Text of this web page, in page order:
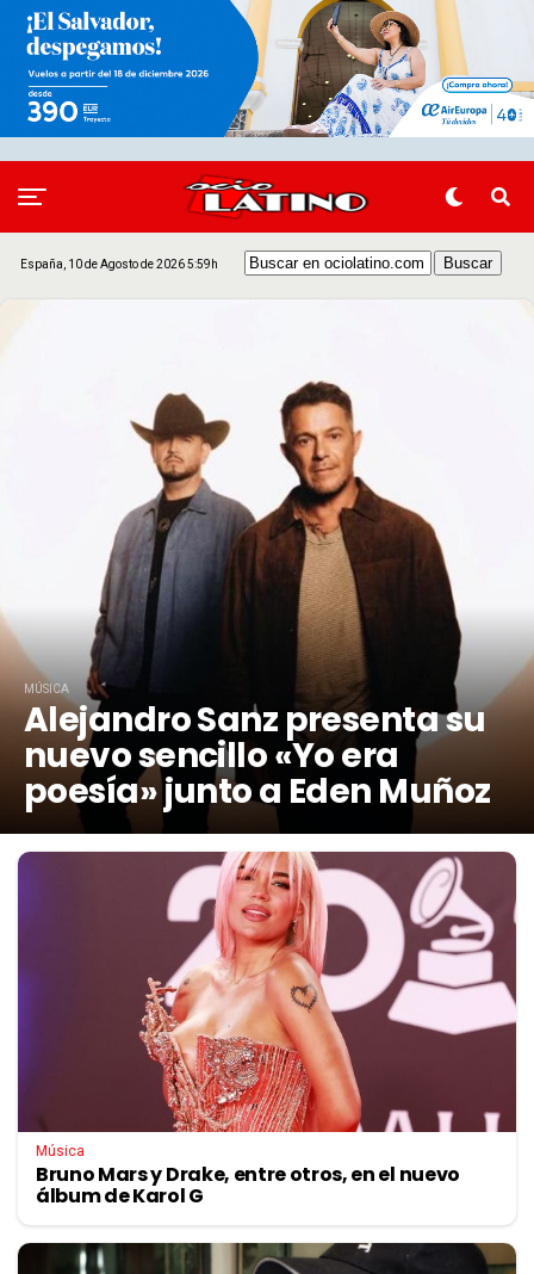
España, 10 de Agosto de 2026 5:59h
MÚSICA
Alejandro Sanz presenta su
nuevo sencillo «Yo era
poesía» junto a Eden Muñoz
Música
Bruno Mars y Drake, entre otros, en el nuevo
álbum de Karol G